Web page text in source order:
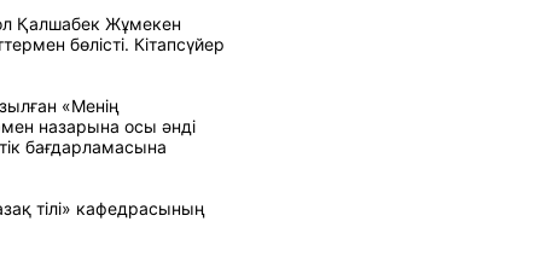
Қалшабек Жұмекен
бөлісті. Кітапсүйер
«Менің
назарына осы әнді
бағдарламасына
тілі» кафедрасының